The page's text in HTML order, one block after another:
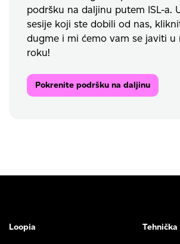
podršku na daljinu putem ISL-a.
sesije koji ste dobili od nas,
dugme i mi ćemo vam se javiti u
roku!
Pokrenite podršku na daljinu
Loopia